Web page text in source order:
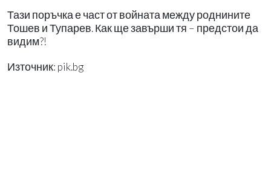
Тази поръчка е част от войната между роднините
Тошев и Тупарев. Как ще завърши тя – предстои да
видим?!
Източник: pik.bg